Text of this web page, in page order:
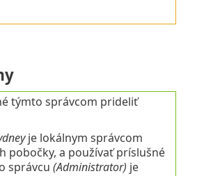
týmto správcom prideliť
je lokálnym správcom
pobočky, a používať príslušné
správcu (Administrator) je